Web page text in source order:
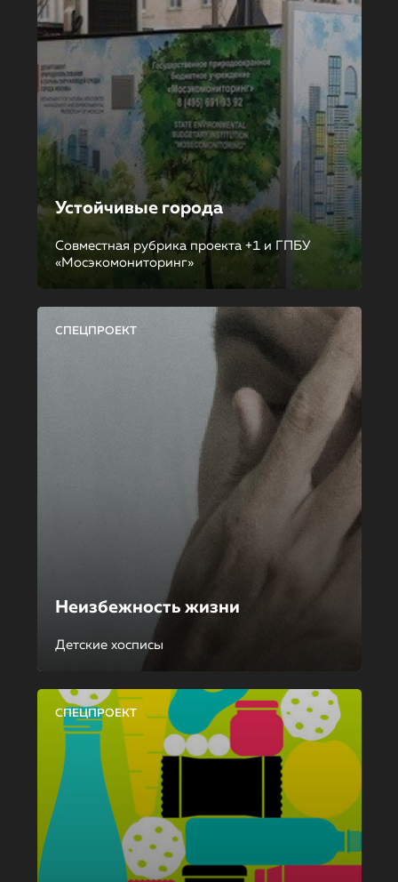
Устойчивые города
Совместная рубрика проекта +1 и ГПБУ
«Мосэкомониторинг»
СПЕЦПРОЕКТ
Неизбежность жизни
Детские хосписы
СПЕЦПРОЕКТ